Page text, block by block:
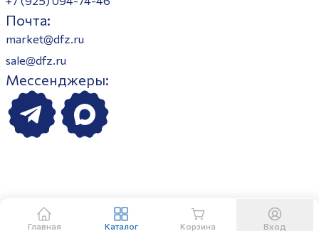
Почта:
market@dfz.ru
sale@dfz.ru
Мессенджеры:
Главная Каталог Корзина Вход